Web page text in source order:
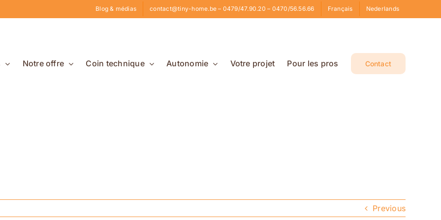
Blog & médias contact@tiny-home.be – 0479/47.90.20 – 0470/56.56.66 Français Nederlands
Notre offre Coin technique Autonomie Votre projet Pour les pros Contact
Previous